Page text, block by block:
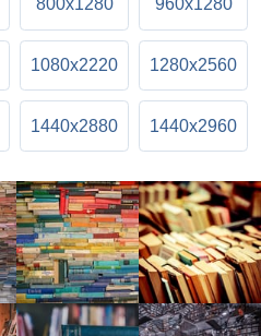
800x1280 960x1280
1080x2220 1280x2560
1440x2880 1440x2960